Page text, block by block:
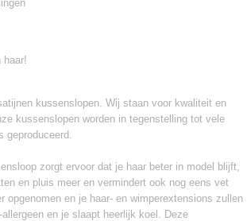
haar!
kussenslopen. Wij staan voor kwaliteit en
kussenslopen worden in tegenstelling tot vele
geproduceerd.
zorgt ervoor dat je haar beter in model blijft,
en pluis meer en vermindert ook nog eens vet
opgenomen en je haar- en wimperextensions zullen
en je slaapt heerlijk koel. Deze